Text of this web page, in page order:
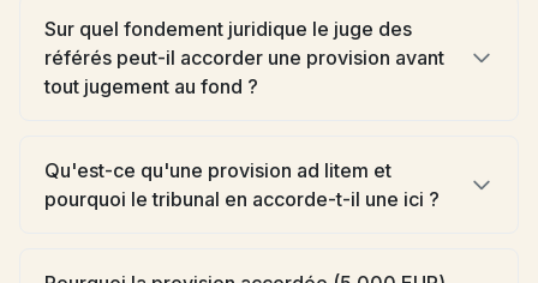
Sur quel fondement juridique le juge des
référés peut-il accorder une provision avant
tout jugement au fond ?
Qu'est-ce qu'une provision ad litem et
pourquoi le tribunal en accorde-t-il une ici ?